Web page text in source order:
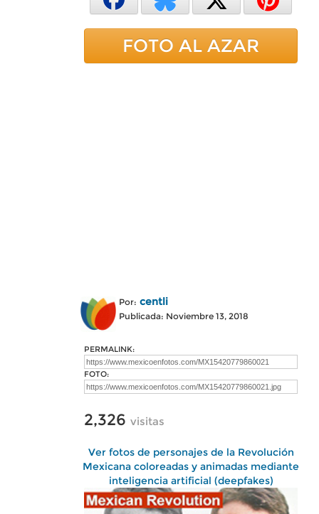
FOTO AL AZAR
Por: centli
Publicada: Noviembre 13, 2018
PERMALINK:
FOTO:
2,326 visitas
Ver fotos de personajes de la Revolución
Mexicana coloreadas y animadas mediante
inteligencia artificial (deepfakes)